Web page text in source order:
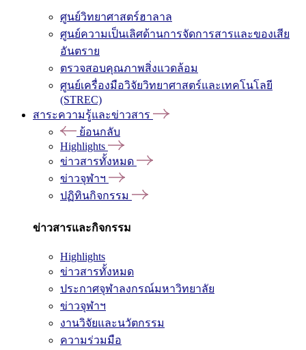
ศูนย์วิทยาศาสตร์ฮาลาล
ศูนย์ความเป็นเลิศด้านการจัดการสารและของเสีย
อันตราย
ตรวจสอบคุณภาพสิ่งแวดล้อม
ศูนย์เครื่องมือวิจัยวิทยาศาสตร์และเทคโนโลยี
(STREC)
สาระความรู้และข่าวสาร
ย้อนกลับ
Highlights
ข่าวสารทั้งหมด
ข่าวจุฬาฯ
ปฏิทินกิจกรรม
ข่าวสารและกิจกรรม
Highlights
ข่าวสารทั้งหมด
ประกาศจุฬาลงกรณ์มหาวิทยาลัย
ข่าวจุฬาฯ
งานวิจัยและนวัตกรรม
ความร่วมมือ